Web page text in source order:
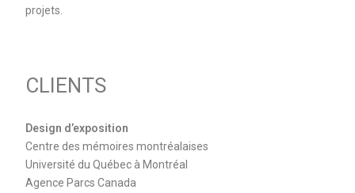
projets.
CLIENTS
Design d’exposition
Centre des mémoires montréalaises
Université du Québec à Montréal
Agence Parcs Canada